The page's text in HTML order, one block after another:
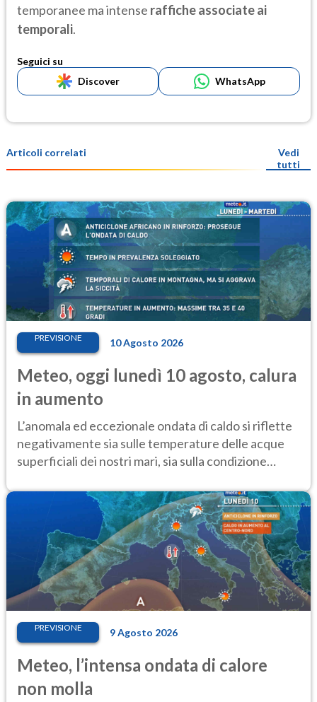
temporanee ma intense raffiche associate ai
temporali.
Seguici su
Discover
WhatsApp
Articoli correlati
Vedi
tutti
PREVISIONE 10 Agosto 2026
Meteo, oggi lunedì 10 agosto, calura
in aumento
L’anomala ed eccezionale ondata di caldo si riflette
negativamente sia sulle temperature delle acque
superficiali dei nostri mari, sia sulla condizione
PREVISIONE 9 Agosto 2026
Meteo, l’intensa ondata di calore
non molla